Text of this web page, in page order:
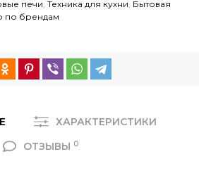
печи, Техника для кухни, Бытовая
по брендам
ХАРАКТЕРИСТИКИ
ОТЗЫВЫ 0